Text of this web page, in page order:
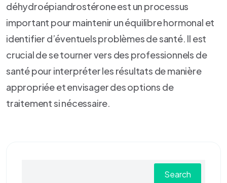
déhydroépiandrostérone est un processus
important pour maintenir un équilibre hormonal et
identifier d’éventuels problèmes de santé. Il est
crucial de se tourner vers des professionnels de
santé pour interpréter les résultats de manière
appropriée et envisager des options de
traitement si nécessaire.
Search